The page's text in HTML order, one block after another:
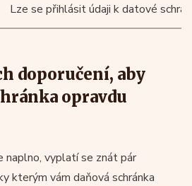
Lze se přihlásit údaji k datové
doporučení, aby
opravdu
naplno, vyplatí se znát pár
kterým vám daňová schránka